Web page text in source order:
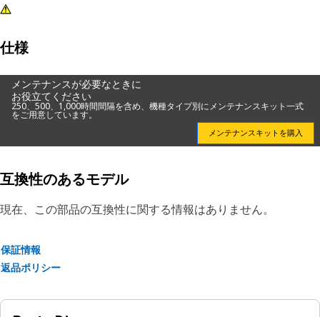
仕様
メンテナンスが必要なときに
お役立てください
250、500、1,000時間間隔を含め、機種タイプ別にメンテナンスキット一式
をご用意しています。
メンテナンスキットを購入
互換性のあるモデル
現在、この部品の互換性に関する情報はありません。
保証情報
返品ポリシー